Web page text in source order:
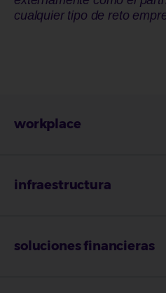
cualquier tipo de reto
workplace
infraestructura
soluciones financieras